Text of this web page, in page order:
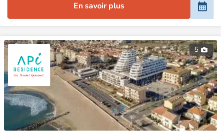
En savoir plus
5